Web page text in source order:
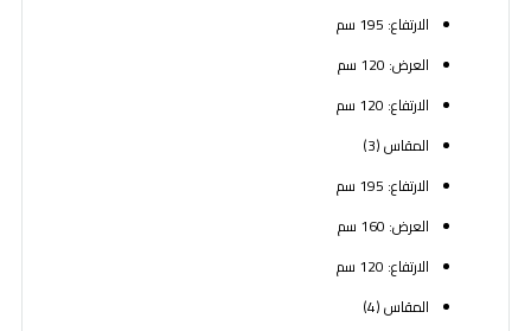
الارتفاع: 195 سم
العرض: 120 سم
الارتفاع: 120 سم
المقاس (3)
الارتفاع: 195 سم
العرض: 160 سم
الارتفاع: 120 سم
المقاس (4)